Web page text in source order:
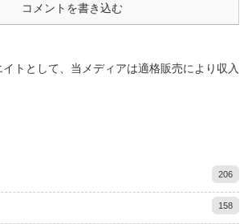
コメントを書き込む
トとして、当メディアは適格販売により収入
206
158